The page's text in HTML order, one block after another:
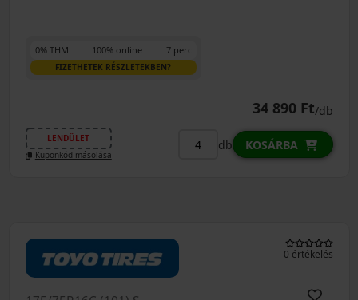
0% THM 100% online 7 perc
FIZETHETEK RÉSZLETEKBEN?
34 890 Ft/db
LENDÜLET
Kuponkód másolása
db KOSÁRBA
0 értékelés